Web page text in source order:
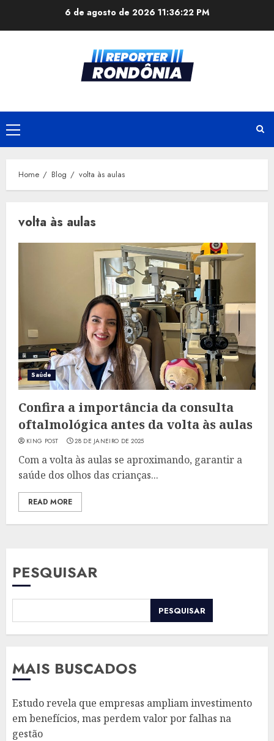
6 de agosto de 2026 11:36:23 PM
Primary
Menu
Home Blog volta às aulas
volta às aulas
Saúde
Confira a importância da consulta
oftalmológica antes da volta às aulas
KING POST 28 DE JANEIRO DE 2025
Com a volta às aulas se aproximando, garantir a
saúde dos olhos das crianças...
READ MORE
PESQUISAR
PESQUISAR
MAIS BUSCADOS
Estudo revela que empresas ampliam investimento
em benefícios, mas perdem valor por falhas na
gestão